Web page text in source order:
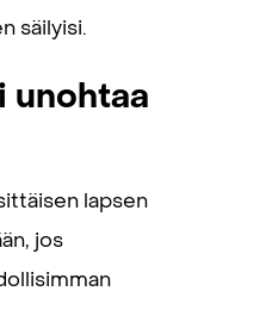
säilyisi.
unohtaa
lapsen
jos